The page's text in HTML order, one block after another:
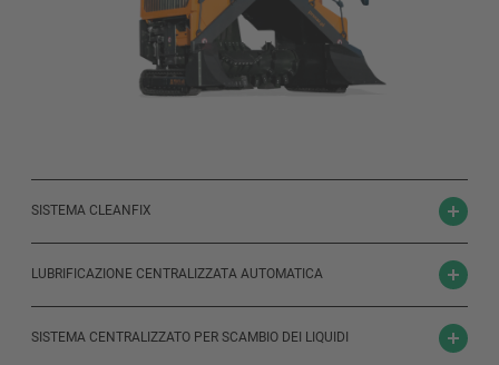
SISTEMA CLEANFIX
LUBRIFICAZIONE CENTRALIZZATA AUTOMATICA
SISTEMA CENTRALIZZATO PER SCAMBIO DEI LIQUIDI